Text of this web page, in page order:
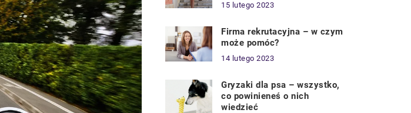
15 lutego 2023
Firma rekrutacyjna – w czym
może pomóc?
14 lutego 2023
Gryzaki dla psa – wszystko,
co powinieneś o nich
wiedzieć